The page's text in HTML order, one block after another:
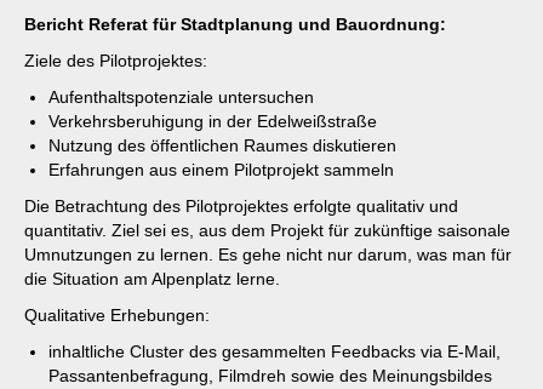
Bericht Referat für Stadtplanung und Bauordnung:
Ziele des Pilotprojektes:
Aufenthaltspotenziale untersuchen
Verkehrsberuhigung in der Edelweißstraße
Nutzung des öffentlichen Raumes diskutieren
Erfahrungen aus einem Pilotprojekt sammeln
Die Betrachtung des Pilotprojektes erfolgte qualitativ und
quantitativ. Ziel sei es, aus dem Projekt für zukünftige saisonale
Umnutzungen zu lernen. Es gehe nicht nur darum, was man für
die Situation am Alpenplatz lerne.
Qualitative Erhebungen:
inhaltliche Cluster des gesammelten Feedbacks via E-Mail,
Passantenbefragung, Filmdreh sowie des Meinungsbildes